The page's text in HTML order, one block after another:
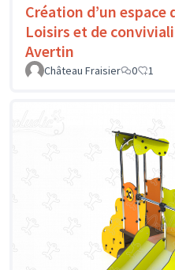
Création d’un espace
Loisirs et de
Avertin
Château Fraisier 0 1